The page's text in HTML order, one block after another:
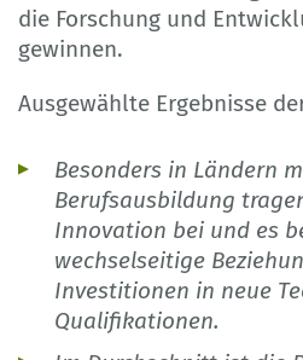
die Forschung und
gewinnen.
Ausgewählte Ergebnisse
Besonders in Ländern
Berufsausbildung
Innovation bei und es
wechselseitige
Investitionen in neue
Qualifikationen.